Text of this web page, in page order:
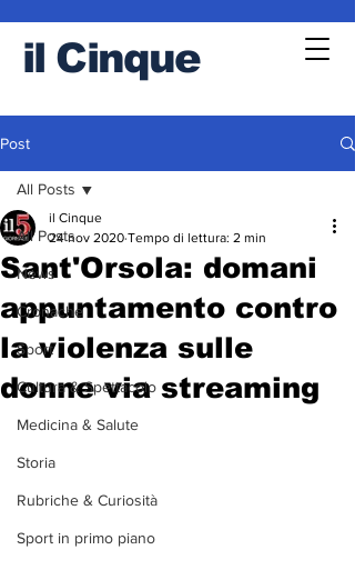
il Cinque
Post
All Posts
News
Cronache
Sport
Cultura & Spettacolo
Medicina & Salute
Storia
Rubriche & Curiosità
Sport in primo piano
All Posts
Sant'Orsola: domani
appuntamento contro
la violenza sulle
donne via streaming
il Cinque
24 nov 2020 Tempo di lettura: 2 min